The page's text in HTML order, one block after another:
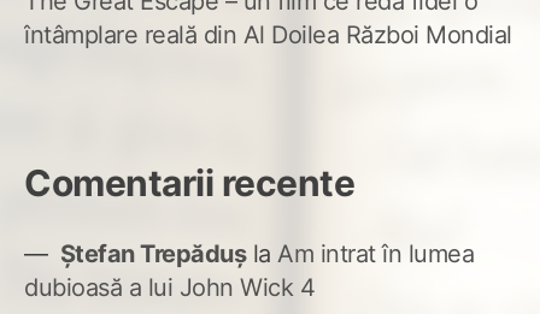
întâmplare reală din Al Doilea Război Mondial
Comentarii recente
Ștefan Trepădușla Am intrat în lumea
dubioasă a lui John Wick 4